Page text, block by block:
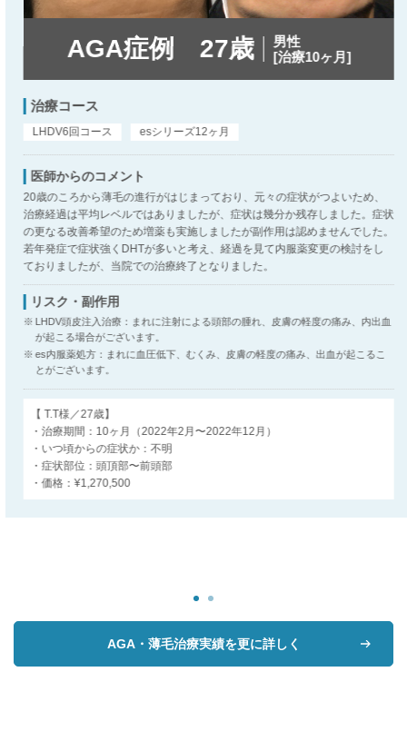
AGA症例 27歳
男性
[治療10ヶ月]
治療コース
LHDV6回コース esシリーズ12ヶ月
医師からのコメント
20歳のころから薄毛の進行がはじまっており、元々の症状がつよいため、
治療経過は平均レベルではありましたが、症状は幾分か残存しました。症状
の更なる改善希望のため増薬も実施しましたが副作用は認めませんでした。
若年発症で症状強くDHTが多いと考え、経過を見て内服薬変更の検討をし
ておりましたが、当院での治療終了となりました。
リスク・副作用
LHDV頭皮注入治療：まれに注射による頭部の腫れ、皮膚の軽度の痛み、内出血
が起こる場合がございます。
es内服薬処方：まれに血圧低下、むくみ、皮膚の軽度の痛み、出血が起こるこ
とがございます。
【 T.T様／27歳】
・治療期間：10ヶ月（2022年2月〜2022年12月）
・いつ頃からの症状か：不明
・症状部位：頭頂部〜前頭部
・価格：¥1,270,500
AGA・薄毛治療実績を更に詳しく